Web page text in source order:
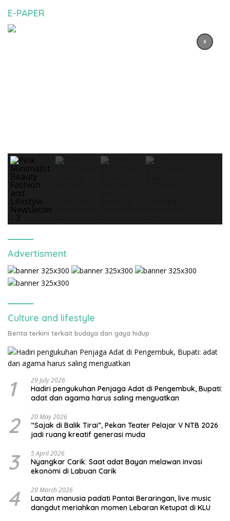
E-PAPER
Advertisment
Culture and lifestyle
Berita terkini terkait budaya dan gaya hidup
1 29 July 2026
Hadiri pengukuhan Penjaga Adat di Pengembuk, Bupati:
adat dan agama harus saling menguatkan
2 20 May 2026
“Sajak di Balik Tirai”, Pekan Teater Pelajar V NTB 2026
jadi ruang kreatif generasi muda
3 5 April 2026
Nyangkar Carik: Saat adat Bayan melawan invasi
ekonomi di Labuan Carik
4 29 March 2026
Lautan manusia padati Pantai Beraringan, live music
dangdut meriahkan momen Lebaran Ketupat di KLU